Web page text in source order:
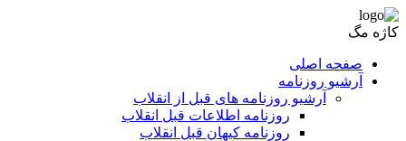
کاژه مگ
صفحه اصلی
آرشیو روزنامه
آرشیو روزنامه های قبل از انقلاب
روزنامه اطلاعات قبل انقلاب
روزنامه کیهان قبل انقلاب